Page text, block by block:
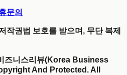
문의
작권법 보호를 받으며, 무단 복제
즈니스리뷰(Korea Business
And Protected. All